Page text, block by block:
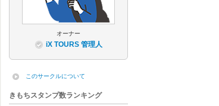
オーナー
iX TOURS 管理人
このサークルについて
きもちスタンプ数ランキング